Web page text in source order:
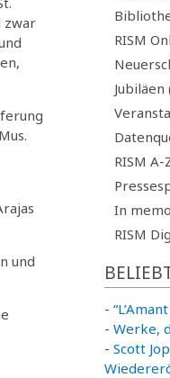
zwar
und
RISM
Jubiläen
RISM A-
In
RISM
-
- Werke,
- Scott